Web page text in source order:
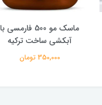
ماسک مو 500 فارمسی با
آبکشی ساخت ترکیه
350,000 تومان